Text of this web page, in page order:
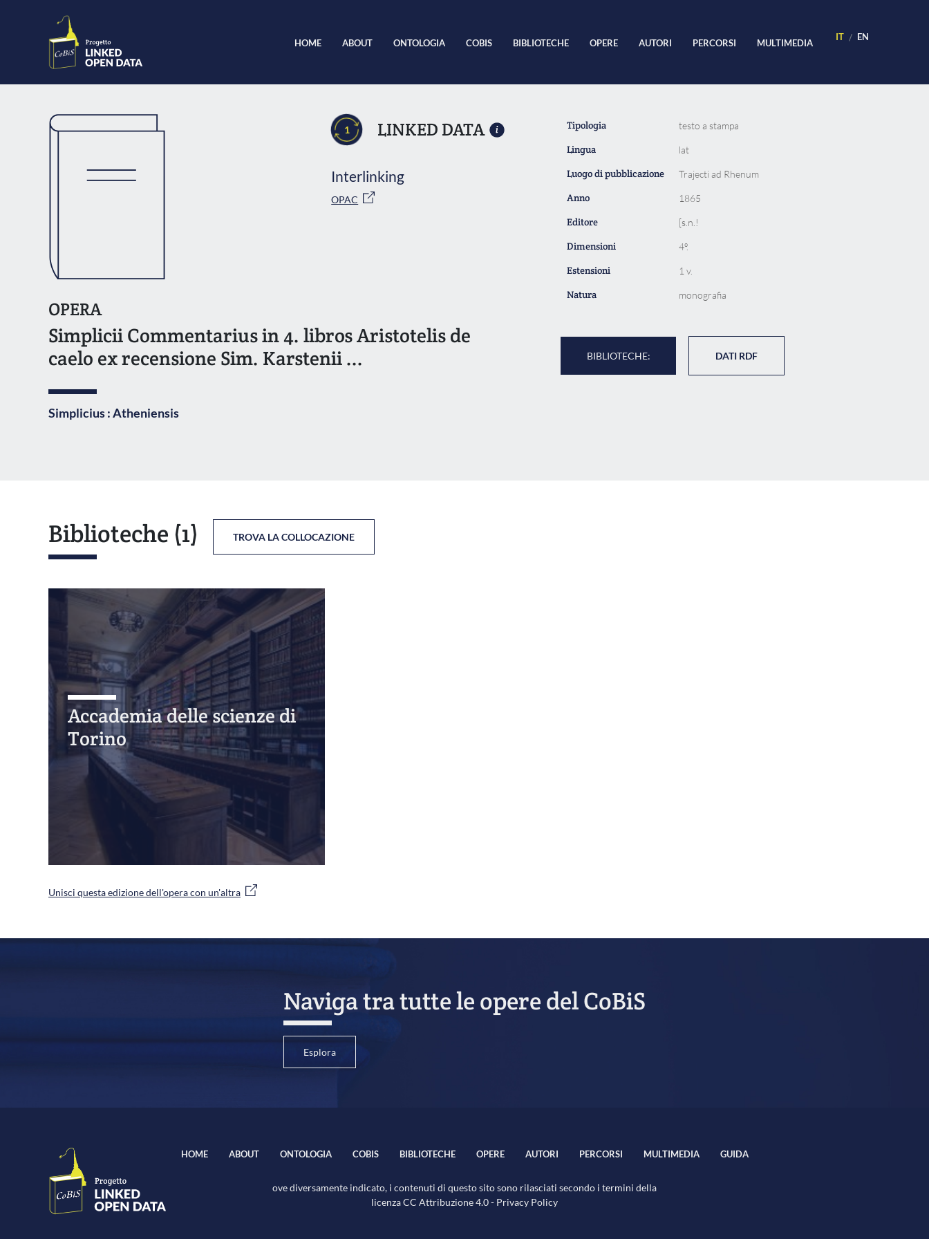
HOME ABOUT ONTOLOGIA COBIS BIBLIOTECHE OPERE AUTORI PERCORSI MULTIMEDIA IT EN
1 LINKED DATA
Interlinking
OPAC
OPERA
Simplicii Commentarius in 4. libros Aristotelis de
caelo ex recensione Sim. Karstenii ...
Simplicius : Atheniensis
Tipologia testo a stampa
Lingua lat
Luogo di pubblicazione Trajecti ad Rhenum
Anno 1865
Editore [s.n.!
Dimensioni 4º.
Estensioni 1 v.
Natura monografia
BIBLIOTECHE: DATI RDF
Biblioteche (1) TROVA LA COLLOCAZIONE
Accademia delle scienze di
Torino
Unisci questa edizione dell'opera con un'altra
Naviga tra tutte le opere del CoBiS
Esplora
HOME ABOUT ONTOLOGIA COBIS BIBLIOTECHE OPERE AUTORI PERCORSI MULTIMEDIA GUIDA
ove diversamente indicato, i contenuti di questo sito sono rilasciati secondo i termini della
licenzaCC Attribuzione 4.0- Privacy Policy